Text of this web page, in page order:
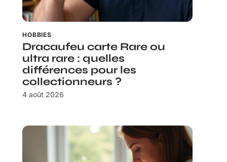
HOBBIES
Dracaufeu carte Rare ou
ultra rare : quelles
différences pour les
collectionneurs ?
4 août 2026